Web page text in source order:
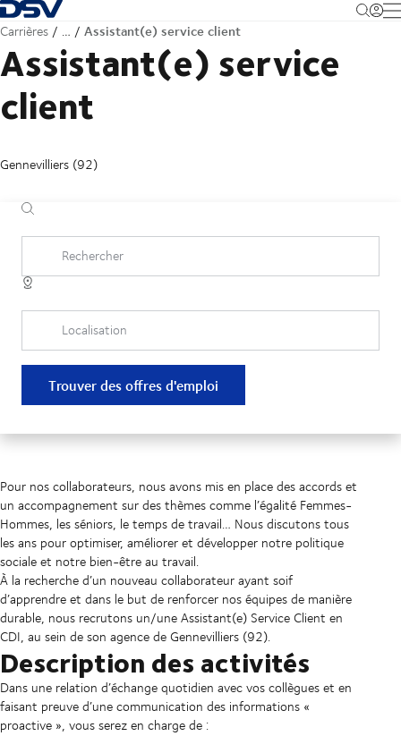
Retour à la page d'accueil
Carrières … Assistant(e) service client
Assistant(e) service
client
Gennevilliers (92)
Rechercher
Localisation
Trouver des offres d'emploi
Pour nos collaborateurs, nous avons mis en place des accords et
un accompagnement sur des thèmes comme l’égalité Femmes-
Hommes, les séniors, le temps de travail… Nous discutons tous
les ans pour optimiser, améliorer et développer notre politique
sociale et notre bien-être au travail.
À la recherche d’un nouveau collaborateur ayant soif
d’apprendre et dans le but de renforcer nos équipes de manière
durable, nous recrutons un/une Assistant(e) Service Client en
CDI, au sein de son agence de Gennevilliers (92).
Description des activités
Dans une relation d’échange quotidien avec vos collègues et en
faisant preuve d’une communication des informations «
proactive », vous serez en charge de :